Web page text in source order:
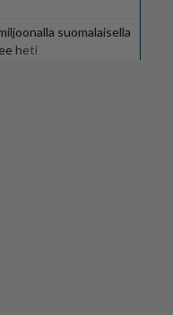
suomalaisella
heti